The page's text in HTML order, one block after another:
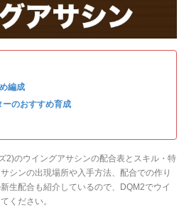
編成
のおすすめ育成
2)のウイングアサシンの配合表とスキル・特
シンの出現場所や入手方法、配合での作り
生配合も紹介しているので、DQM2でウイ
ください。